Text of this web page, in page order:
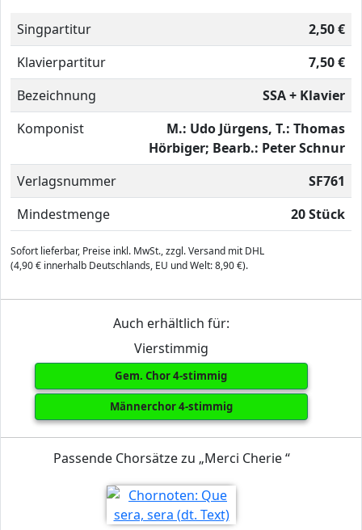
Singpartitur
2,50 €
Klavierpartitur
7,50 €
Bezeichnung
SSA + Klavier
Komponist
M.: Udo Jürgens, T.: Thomas
Hörbiger; Bearb.: Peter Schnur
Verlagsnummer
SF761
Mindestmenge
20 Stück
Sofort lieferbar, Preise inkl. MwSt., zzgl. Versand mit DHL
(4,90 € innerhalb Deutschlands, EU und Welt: 8,90 €).
Auch erhältlich für:
Vierstimmig
Gem. Chor 4-stimmig
Männerchor 4-stimmig
Passende Chorsätze zu „Merci Cherie “